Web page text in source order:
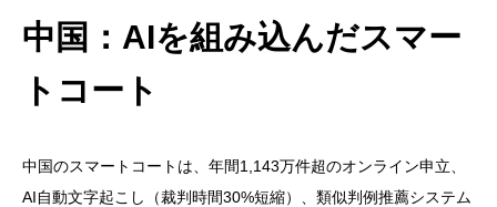
中国：AIを組み込んだスマー
トコート
中国のスマートコートは、年間1,143万件超のオンライン申立、
AI自動文字起こし（裁判時間30%短縮）、類似判例推薦システム